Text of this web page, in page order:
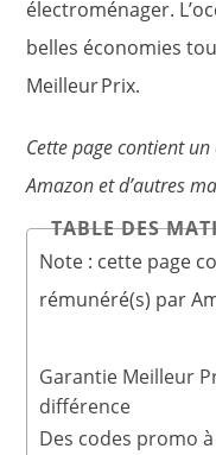
électroménager.
belles économies
Meilleur Prix.
Cette page contient
Amazon et d’autres
TABLE DES
Note : cette page
rémunéré(s) par
Garantie Meilleur
différence
Des codes promo